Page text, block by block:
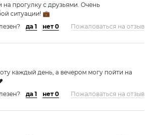
прогулку с друзьями. Очень
ситуации! 💼
да 1 нет 0 Пожаловаться на отзыв
каждый день, а вечером могу пойти на
да 1 нет 0 Пожаловаться на отзыв